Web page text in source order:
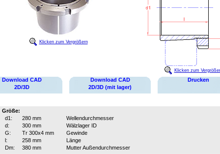
Klicken zum Vergrößern
Klicken zum
Download CAD
2D/3D
Download CAD
2D/3D (mit lager)
Drucken
Größe:
d1:
280 mm
Wellendurchmesser
d:
300 mm
Wälzlager ID
G:
Tr 300x4 mm
Gewinde
l:
258 mm
Länge
Dm:
380 mm
Mutter Außendurchmesser